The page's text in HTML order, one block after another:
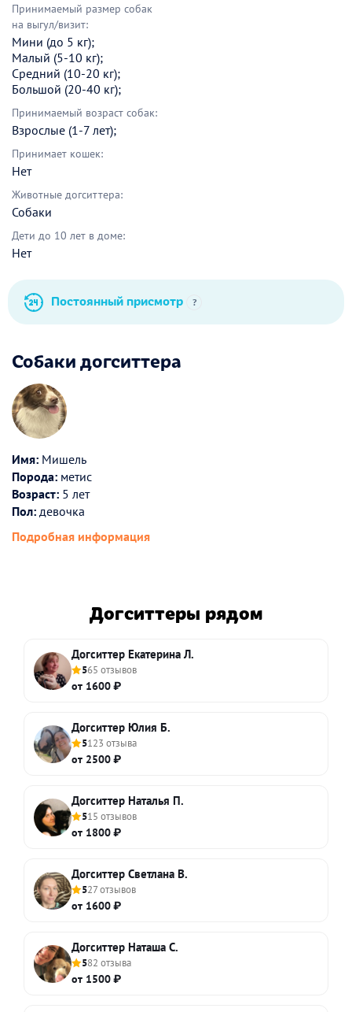
Принимаемый размер собак
на выгул/визит:
Мини (до 5 кг);
Малый (5-10 кг);
Средний (10-20 кг);
Большой (20-40 кг);
Принимаемый возраст собак:
Взрослые (1-7 лет);
Принимает кошек:
Нет
Животные догситтера:
Собаки
Дети до 10 лет в доме:
Нет
Постоянный присмотр ?
Собаки догситтера
Имя: Мишель
Порода: метис
Возраст: 5 лет
Пол: девочка
Подробная информация
Догситтеры рядом
Догситтер Екатерина Л.
565 отзывов
от 1600 ₽
Догситтер Юлия Б.
5123 отзыва
от 2500 ₽
Догситтер Наталья П.
515 отзывов
от 1800 ₽
Догситтер Светлана В.
527 отзывов
от 1600 ₽
Догситтер Наташа С.
582 отзыва
от 1500 ₽